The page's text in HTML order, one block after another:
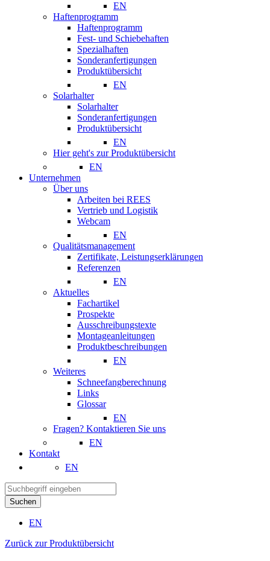
EN
Haftenprogramm
Haftenprogramm
Fest- und Schiebehaften
Spezialhaften
Sonderanfertigungen
Produktübersicht
EN
Solarhalter
Solarhalter
Sonderanfertigungen
Produktübersicht
EN
Hier geht's zur Produktübersicht
EN
Unternehmen
Über uns
Arbeiten bei REES
Vertrieb und Logistik
Webcam
EN
Qualitätsmanagement
Zertifikate, Leistungserklärungen
Referenzen
EN
Aktuelles
Fachartikel
Prospekte
Ausschreibungstexte
Montageanleitungen
Produktbeschreibungen
EN
Weiteres
Schneefangberechnung
Links
Glossar
EN
Fragen? Kontaktieren Sie uns
EN
Kontakt
EN
Suchen
EN
Zurück zur Produktübersicht